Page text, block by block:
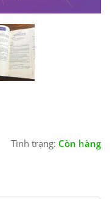
Tình trạng: Còn hàng